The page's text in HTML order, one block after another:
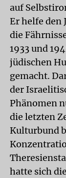
auf
Er helfe den
die
1933 und
jüdischen
gemacht.
der
Phänomen
die letzten
Kulturbund
hatte sich